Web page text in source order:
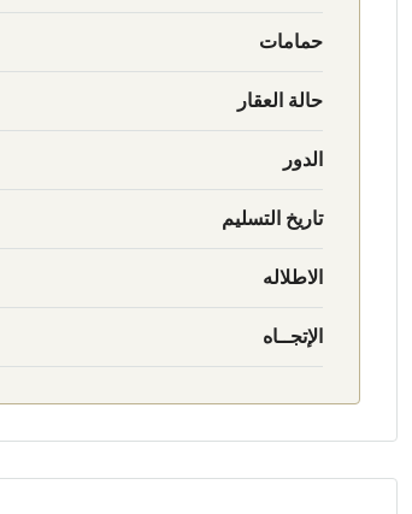
حمامات
حالة العقار
الدور
تاريخ التسليم
الاطلاله
الإتجــاه